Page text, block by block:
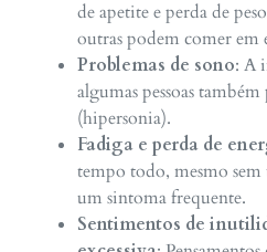
de apetite e perda de
outras podem comer em
Problemas de sono: A
algumas pessoas
(hipersonia).
Fadiga e perda de
tempo todo, mesmo
um sintoma frequente.
Sentimentos de